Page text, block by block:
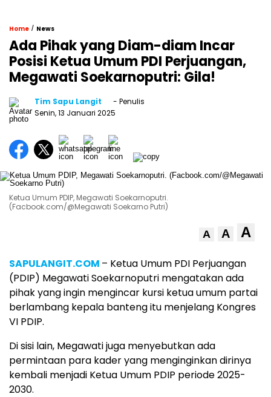
Home / News
Ada Pihak yang Diam-diam Incar
Posisi Ketua Umum PDI Perjuangan,
Megawati Soekarnoputri: Gila!
Tim Sapu Langit
- Penulis
Senin, 13 Januari 2025
Ketua Umum PDIP, Megawati Soekarnoputri.
(Facbook.com/@Megawati Soekarno Putri)
A A A
SAPULANGIT.COM – Ketua Umum PDI Perjuangan
(PDIP) Megawati Soekarnoputri mengatakan ada
pihak yang ingin mengincar kursi ketua umum partai
berlambang kepala banteng itu menjelang Kongres
VI PDIP.
Di sisi lain, Megawati juga menyebutkan ada
permintaan para kader yang menginginkan dirinya
kembali menjadi Ketua Umum PDIP periode 2025-
2030.